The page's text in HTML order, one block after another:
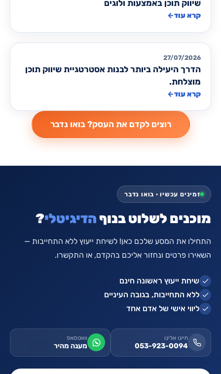
שיווק תוכן באמצעות ולוגים
קרא עוד←
אסטרטגיה שיווקית
27/07/2026
הדרך היעילה ביותר לבנות אסטרטגיית שיווק תוכן
מוצלחת.
קרא עוד←
זמינים עכשיו · בואו נדבר
מוכנים לשלוט בנוףהדיגיטלי?
התחילו את המסע שלכם כאן! לשיחת ייעוץ ללא התחייבות —
השאירו פרטים ונחזור אליכם בהקדם, או התקשרו.
שיחת ייעוץ ראשונה חינם
ללא התחייבות, בגובה העיניים
ליווי אישי של אדם אחד
חייגו אלינו
053-923-0094
וואטסאפ
מענה מהיר